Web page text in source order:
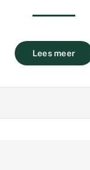
Lees meer